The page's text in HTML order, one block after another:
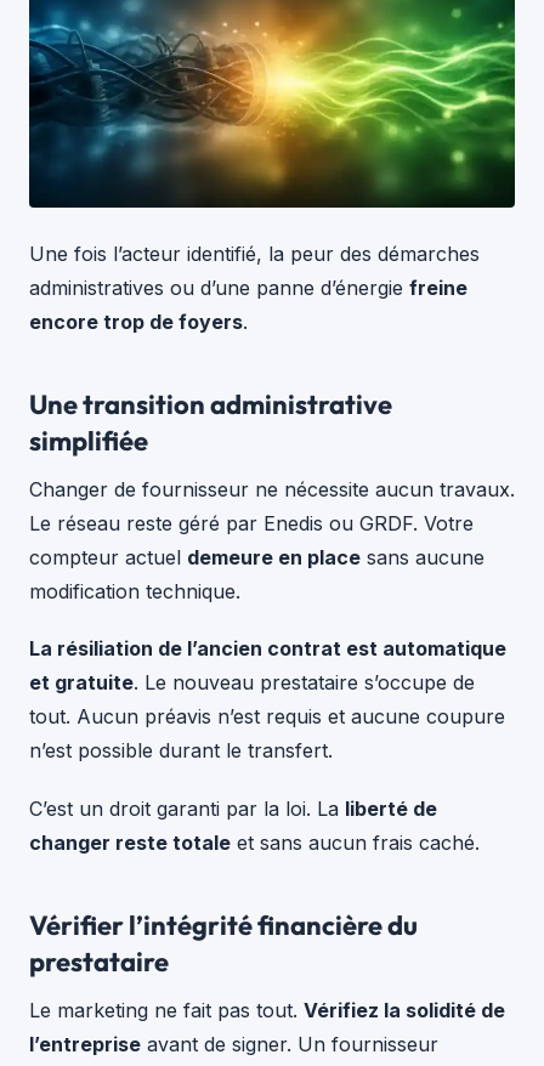
Une fois l’acteur identifié, la peur des démarches
administratives ou d’une panne d’énergie freine
encore trop de foyers.
Une transition administrative
simplifiée
Changer de fournisseur ne nécessite aucun travaux.
Le réseau reste géré par Enedis ou GRDF. Votre
compteur actuel demeure en place sans aucune
modification technique.
La résiliation de l’ancien contrat est automatique
et gratuite. Le nouveau prestataire s’occupe de
tout. Aucun préavis n’est requis et aucune coupure
n’est possible durant le transfert.
C’est un droit garanti par la loi. La liberté de
changer reste totale et sans aucun frais caché.
Vérifier l’intégrité financière du
prestataire
Le marketing ne fait pas tout. Vérifiez la solidité de
l’entreprise avant de signer. Un fournisseur